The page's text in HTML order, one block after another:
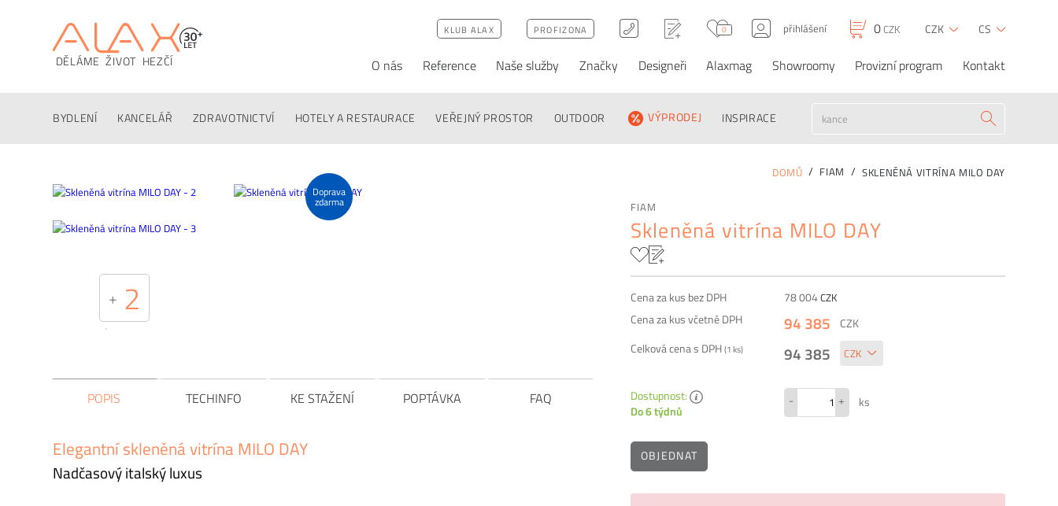
DĚLÁME ŽIVOT HEZČÍ
KLUB ALAX PROFIZONA 0 přihlášení 0CZK CZK CS
O nás Reference Naše služby Značky Designeři Alaxmag Showroomy Provizní program Kontakt
BYDLENÍ KANCELÁŘ ZDRAVOTNICTVÍ HOTELY A RESTAURACE VEŘEJNÝ PROSTOR OUTDOOR VÝPRODEJ INSPIRACE
Alternativy Poptávka FAQ
Skleněná vitrína MILO
94 385 CZK OBJEDNAT 0CZK
DOMŮ FIAM SKLENĚNÁ VITRÍNA MILO DAY
FIAM
Skleněná vitrína MILO DAY
Cena za kus bez DPH 78 004CZK
Cena za kus včetně DPH
94 385
CZK
Celková cena s DPH(1ks) 94 385
Dostupnost:
Do 6 týdnů
- + ks
OBJEDNAT
+ 2
Doprava
zdarma
POPIS TECHINFO KE STAŽENÍ POPTÁVKA FAQ
Elegantní skleněná vitrína MILO DAY
Nadčasový italský luxus